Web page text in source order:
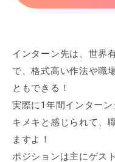
インターン先は、世界
で、格式高い作法や職
ともできる！
実際に1年間インター
キメキと感じられて、
ますよ！
ポジションは主にゲス